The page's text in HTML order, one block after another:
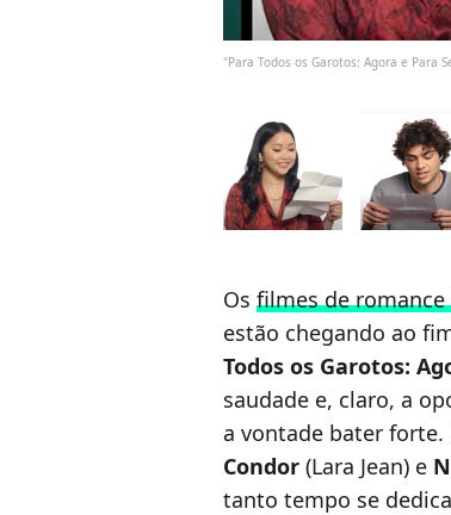
"Para Todos os Garotos: Agora e Para
Os filmes de
estão chegando ao
Todos os Garotos:
saudade e, claro, a
a vontade bater forte.
Condor (Lara Jean) e
tanto tempo se